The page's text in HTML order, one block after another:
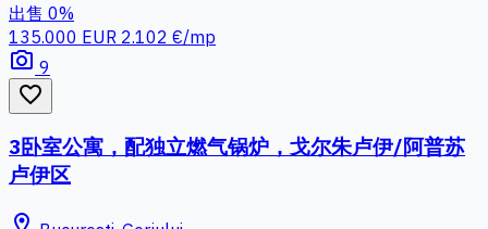
出售 0%
135.000 EUR 2.102 €/mp
photo_camera 9
favorite_border
3卧室公寓，配独立燃气锅炉，戈尔朱卢伊/阿普苏
卢伊区
location_on